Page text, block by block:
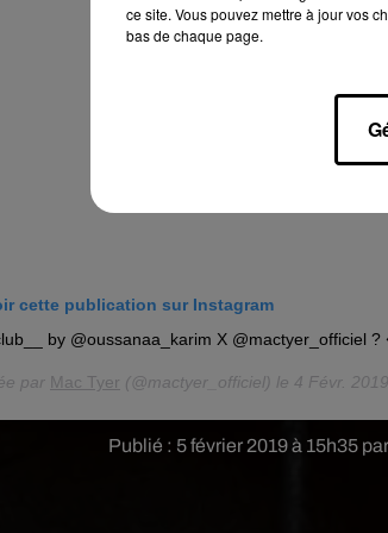
Publié : 5 février 2019 à 15h35
cette publication sur Instagram
by @oussanaa_karim X @mactyer_officiel
par Mac Tyer (@mactyer_officiel) le 4 Févr. 2019 à 10 :05
ce site. Vous pouvez mettre à jour vos
bas de chaque page.